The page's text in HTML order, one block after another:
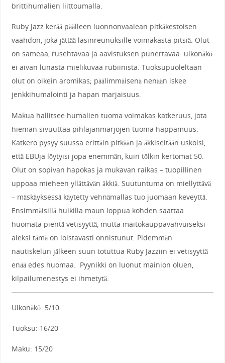
brittihumalien liittoumalla.
Ruby Jazz kerää päälleen luonnonvaalean pitkäkestoisen
vaahdon, joka jättää lasinreunuksille voimakasta pitsiä. Olut
on sameaa, rusehtavaa ja aavistuksen punertavaa: ulkonäkö
ei aivan lunasta mielikuvaa rubiinista. Tuoksupuoleltaan
olut on oikein aromikas; päälimmäisenä nenään iskee
jenkkihumalointi ja hapan marjaisuus.
Makua hallitsee humalien tuoma voimakas katkeruus, jota
hieman sivuuttaa pihlajanmarjojen tuoma happamuus.
Katkero pysyy suussa erittäin pitkään ja äkkiseltään uskoisi,
että EBUja löytyisi jopa enemmän, kuin tölkin kertomat 50.
Olut on sopivan hapokas ja mukavan raikas – tuopillinen
uppoaa mieheen yllättävän äkkiä. Suutuntuma on miellyttävä
– mäskäyksessä käytetty vehnämallas tuo juomaan keveyttä.
Ensimmäisillä huikilla maun loppua kohden saattaa
huomata pientä vetisyyttä, mutta maitokauppavahvuiseksi
aleksi tämä on loistavasti onnistunut. Pidemmän
nautiskelun jälkeen suun totuttua Ruby Jazziin ei vetisyyttä
enää edes huomaa. Pyynikki on luonut mainion oluen,
kilpailumenestys ei ihmetytä.
Ulkonäkö: 5/10
Tuoksu: 16/20
Maku: 15/20